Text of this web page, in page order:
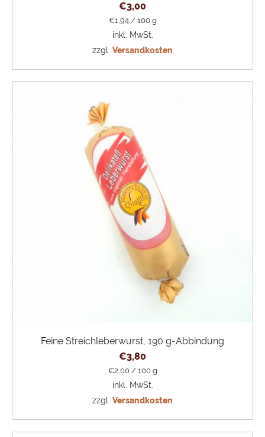
€3,00
€1,94/ 100 g
inkl. MwSt.
zzgl. Versandkosten
Feine Streichleberwurst, 190 g-Abbindung
€3,80
€2,00/ 100 g
inkl. MwSt.
zzgl. Versandkosten